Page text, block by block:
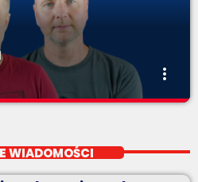
more_vert
piątku od 5:30 do 10.
WIADOMOŚCI